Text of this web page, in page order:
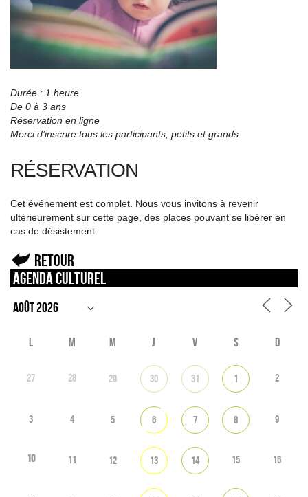
Durée : 1 heure
De 0 à 3 ans
Réservation en ligne
Merci d’inscrire tous les participants, petits et grands
RÉSERVATION
Cet événement est complet. Nous vous invitons à revenir
ultérieurement sur cette page, des places pouvant se libérer en
cas de désistement.
Retour
Agenda culturel
L M M J V S D
27 28 29 30 31 1 2
3 4 5 6 7 8 9
10 11 12 13 14 15 16